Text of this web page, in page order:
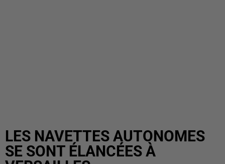
LES NAVETTES AUTONOMES
SE SONT ÉLANCÉES À